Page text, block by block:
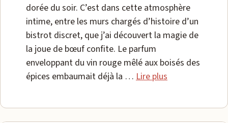
dorée du soir. C’est dans cette atmosphère
intime, entre les murs chargés d’histoire d’un
bistrot discret, que j’ai découvert la magie de
la joue de bœuf confite. Le parfum
enveloppant du vin rouge mêlé aux boisés des
épices embaumait déjà la … Lire plus